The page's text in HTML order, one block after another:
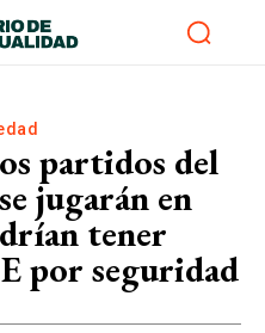
partidos del
jugarán en
tener
por seguridad